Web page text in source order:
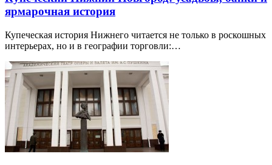
ярмарочная история
Купеческая история Нижнего читается не только в роскошных
интерьерах, но и в географии торговли:…